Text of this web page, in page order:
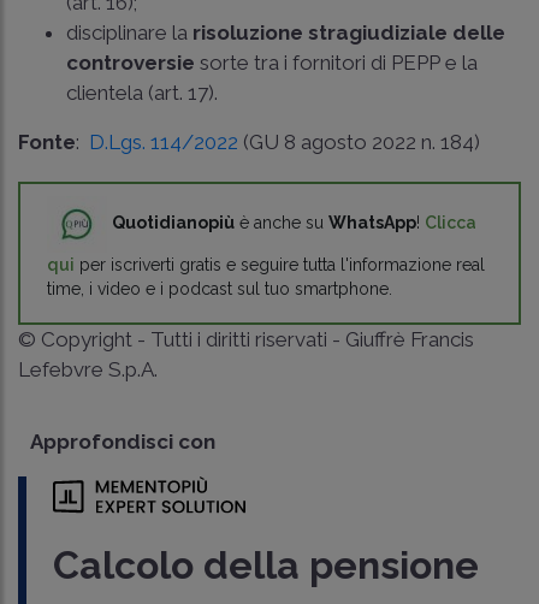
disciplinare la risoluzione stragiudiziale delle
controversie sorte tra i fornitori di PEPP e la
clientela (art. 17).
Fonte: D.Lgs. 114/2022 (GU 8 agosto 2022 n. 184)
Quotidianopiù è anche su WhatsApp! Clicca
qui per iscriverti gratis e seguire tutta l'informazione real
time, i video e i podcast sul tuo smartphone.
© Copyright - Tutti i diritti riservati - Giuffrè Francis
Lefebvre S.p.A.
Approfondisci con
Calcolo della pensione